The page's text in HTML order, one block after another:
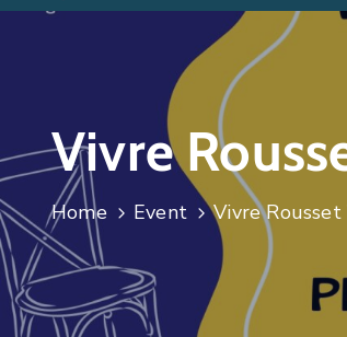
Vivre
Home Event Vivre